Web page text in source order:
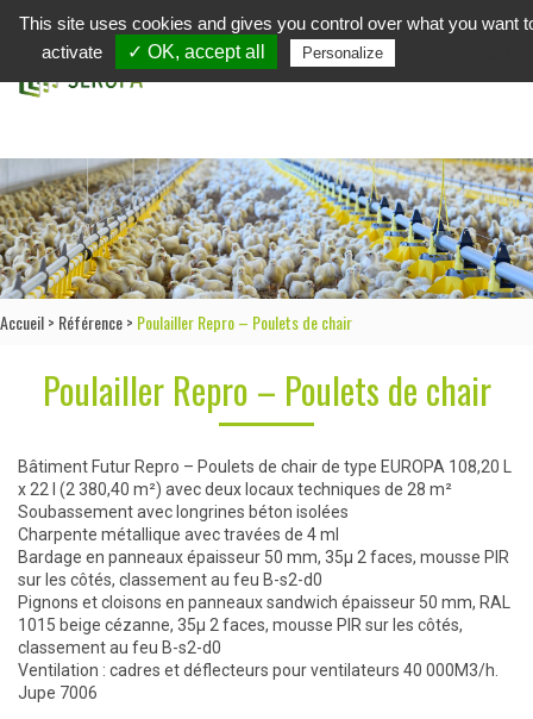
in
Accueil> Référence> Poulailler Repro – Poulets de chair
Poulailler Repro – Poulets de chair
Bâtiment Futur Repro – Poulets de chair de type EUROPA 108,20 L
x 22 l (2 380,40 m²) avec deux locaux techniques de 28 m²
Soubassement avec longrines béton isolées
Charpente métallique avec travées de 4 ml
Bardage en panneaux épaisseur 50 mm, 35µ 2 faces, mousse PIR
sur les côtés, classement au feu B-s2-d0
Pignons et cloisons en panneaux sandwich épaisseur 50 mm, RAL
1015 beige cézanne, 35µ 2 faces, mousse PIR sur les côtés,
classement au feu B-s2-d0
Ventilation : cadres et déflecteurs pour ventilateurs 40 000M3/h.
Jupe 7006
This site uses cookies and gives you control over what you want
activate
✓ OK, accept all Personalize